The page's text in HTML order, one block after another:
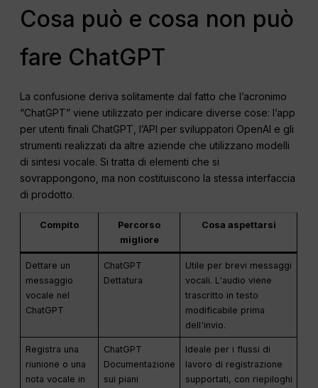
Cosa può e cosa non può
fare ChatGPT
La confusione deriva solitamente dal fatto che l’acronimo
“ChatGPT” viene utilizzato per indicare diverse cose: l’app
per utenti finali ChatGPT, l’API per sviluppatori OpenAI e gli
strumenti realizzati da altre aziende che utilizzano modelli
di sintesi vocale. Si tratta di elementi che si
sovrappongono, ma non costituiscono la stessa interfaccia
di prodotto.
Compito
Percorso
migliore
Cosa aspettarsi
Dettare un
messaggio
vocale nel
ChatGPT
ChatGPT
Dettatura
Utile per brevi messaggi
vocali. L'audio viene
trascritto in testo
modificabile prima
dell'invio.
Registra una
riunione o una
nota vocale in
ChatGPT
Documentazione
sui piani
Ideale per i flussi di
lavoro di registrazione
supportati, con riepiloghi